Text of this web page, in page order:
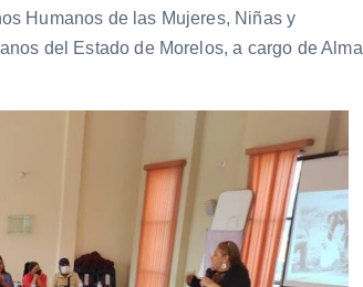
Humanos de las Mujeres, Niñas y
del Estado de Morelos, a cargo de Alma